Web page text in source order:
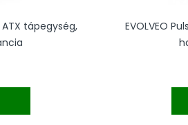
ATX tápegység,
EVOLVEO